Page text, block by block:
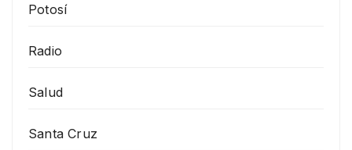
Potosí
Radio
Salud
Santa Cruz